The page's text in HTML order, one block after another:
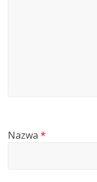
Nazwa*